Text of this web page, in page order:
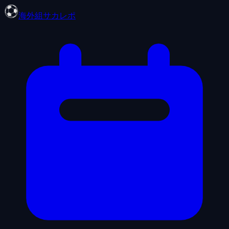
海外組サカレポ